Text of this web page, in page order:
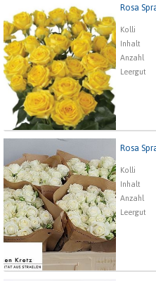
Rosa
Kolli
Inhalt
Anzahl
Leergut
Rosa Spray Tarantella
x
1 2 3
Rosa
Kolli
Inhalt
Anzahl
Leergut
Rosa Spray White Bubbles
x
1 2 3